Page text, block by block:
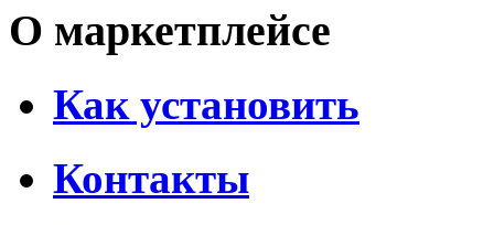
О маркетплейсе
Как установить
Контакты